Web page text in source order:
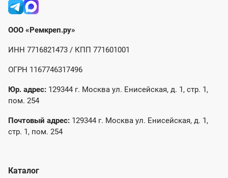
ООО «Ремкреп.ру»
ИНН 7716821473 / КПП 771601001
ОГРН 1167746317496
Юр. адрес: 129344 г. Москва ул. Енисейская, д. 1, стр. 1,
пом. 254
Почтовый адрес: 129344 г. Москва ул. Енисейская, д. 1,
стр. 1, пом. 254
Каталог